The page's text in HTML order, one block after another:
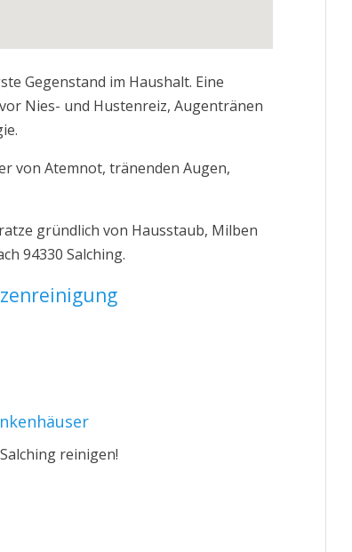
Gegenstand im Haushalt. Eine
Nies- und Hustenreiz, Augentränen
von Atemnot, tränenden Augen,
gründlich von Hausstaub, Milben
94330 Salching.
reinigen!